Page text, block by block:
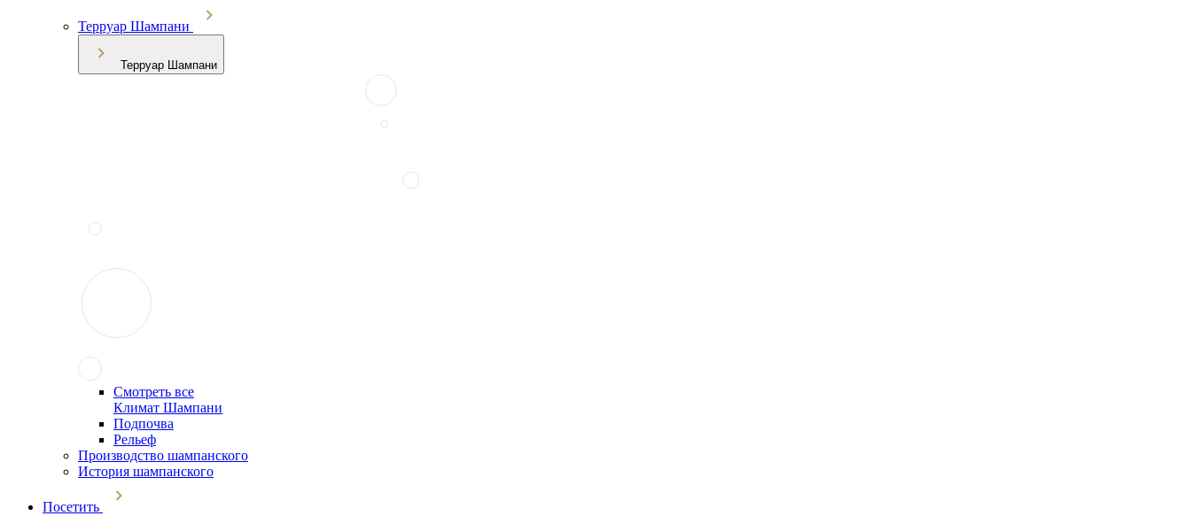
Терруар Шампани
Терруар Шампани
Смотреть все
Климат Шампани
Подпочва
Рельеф
Производство шампанского
История шампанского
Посетить